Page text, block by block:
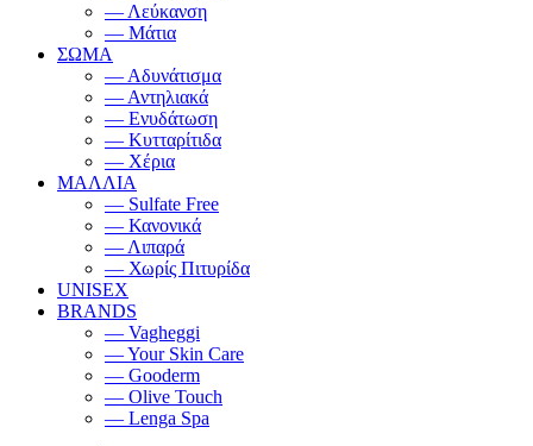
— Λεύκανση
— Μάτια
ΣΩΜΑ
— Αδυνάτισμα
— Αντηλιακά
— Ενυδάτωση
— Κυτταρίτιδα
— Χέρια
ΜΑΛΛΙΑ
— Sulfate Free
— Κανονικά
— Λιπαρά
— Χωρίς Πιτυρίδα
UNISEX
BRANDS
— Vagheggi
— Your Skin Care
— Gooderm
— Olive Touch
— Lenga Spa